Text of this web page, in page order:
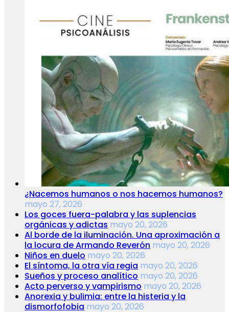
¿Nacemos humanos o nos hacemos humanos?
mayo 27, 2026
Los goces fuera-palabra y las suplencias
orgánicas y adictas mayo 20, 2026
Al borde de la iluminación. Una aproximación a
la locura de Armando Reverón mayo 20, 2026
Niños en duelo mayo 20, 2026
El síntoma, la otra vía regia mayo 20, 2026
Sueños y proceso analítico mayo 20, 2026
Acto perverso y vampirismo mayo 20, 2026
Anorexia y bulimia: entre la histeria y la
dismorfofobia mayo 20, 2026